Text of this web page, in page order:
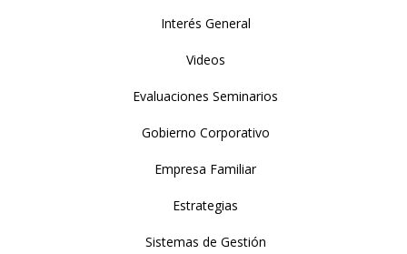
Interés General
Videos
Evaluaciones Seminarios
Gobierno Corporativo
Empresa Familiar
Estrategias
Sistemas de Gestión